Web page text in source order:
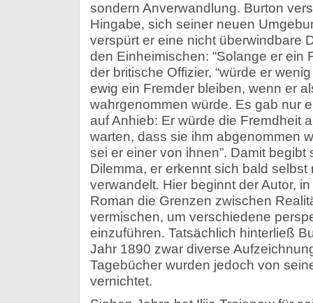
sondern Anverwandlung. Burton
Hingabe, sich seiner neuen
verspürt er eine nicht überwindbare
den Einheimischen: “Solange er ein
der britische Offizier, “würde er
ewig ein Fremder bleiben, wenn er
wahrgenommen würde. Es gab nur
auf Anhieb: Er würde die Fremdheit
warten, dass sie ihm abgenommen
sei er einer von ihnen”. Damit
Dilemma, er erkennt sich bald
verwandelt. Hier beginnt der Autor,
Roman die Grenzen zwischen
vermischen, um verschiedene
einzuführen. Tatsächlich hinterließ
Jahr 1890 zwar diverse
Tagebücher wurden jedoch von
vernichtet.